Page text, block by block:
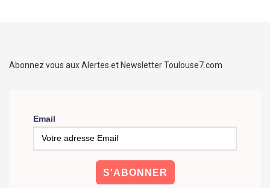
Abonnez vous aux Alertes et Newsletter Toulouse7.com
Email